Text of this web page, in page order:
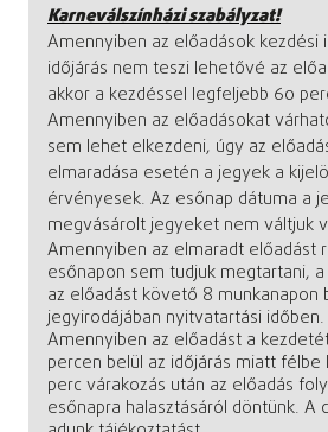
Karneválszínházi szabályzat!
Amennyiben az előadások kezdési
időjárás nem teszi lehetővé az
akkor a kezdéssel legfeljebb 60
Amennyiben az előadásokat
sem lehet elkezdeni, úgy az
elmaradása esetén a jegyek a
érvényesek. Az esőnap dátuma a
megvásárolt jegyeket nem váltjuk
Amennyiben az elmaradt előadást
esőnapon sem tudjuk megtartani,
az előadást követő 8 munkanapon
jegyirodájában nyitvatartási időben.
Amennyiben az előadást a
percen belül az időjárás miatt félbe
perc várakozás után az előadás
esőnapra halasztásáról döntünk. A